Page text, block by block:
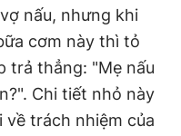
nấu, nhưng khi
cơm này thì tỏ
trả thẳng: "Mẹ nấu
Chi tiết nhỏ này
về trách nhiệm của